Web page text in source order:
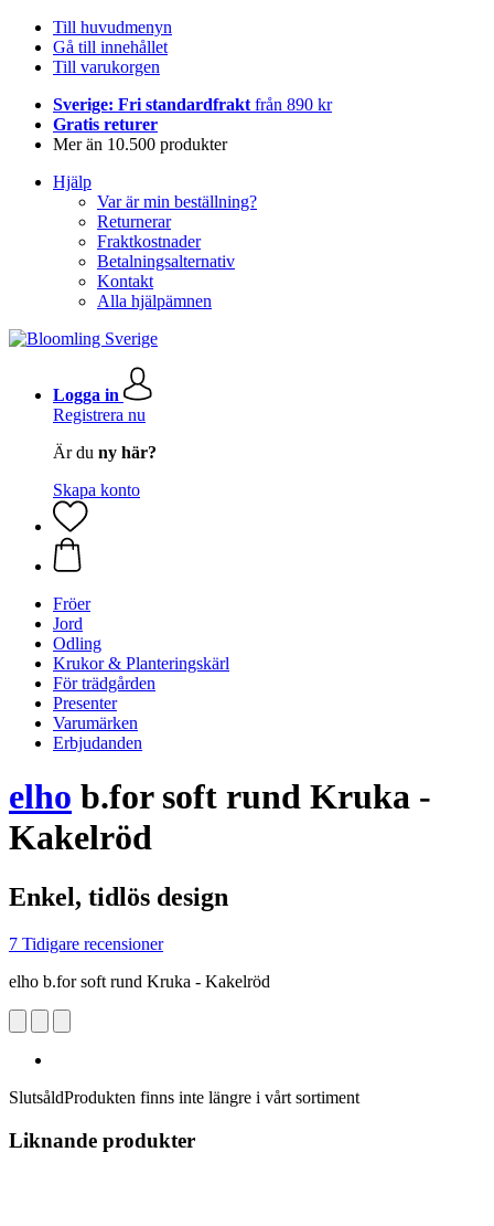
Till huvudmenyn
Gå till innehållet
Till varukorgen
Sverige: Fri standardfrakt från 890 kr
Gratis returer
Mer än 10.500 produkter
Hjälp
Var är min beställning?
Returnerar
Fraktkostnader
Betalningsalternativ
Kontakt
Alla hjälpämnen
Logga in
Registrera nu
Är du ny här?
Skapa konto
Fröer
Jord
Odling
Krukor & Planteringskärl
För trädgården
Presenter
Varumärken
Erbjudanden
elho b.for soft rund Kruka -
Kakelröd
Enkel, tidlös design
7 Tidigare recensioner
elho b.for soft rund Kruka - Kakelröd
SlutsåldProdukten finns inte längre i vårt sortiment
Liknande produkter